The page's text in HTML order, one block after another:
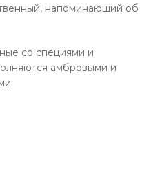
напоминающий об
со специями и
амбровыми и